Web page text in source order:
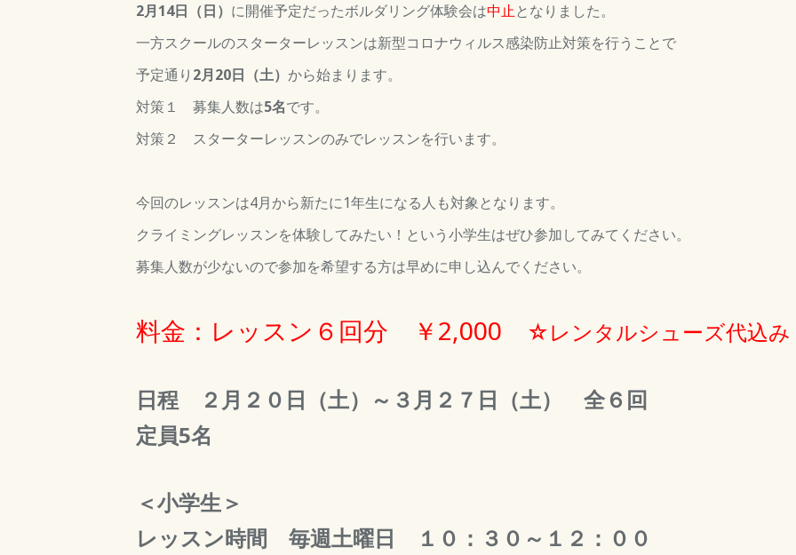
2月14日（日） に開催予定だったボルダリング体験会は中止となりました。
一方スクールのスターターレッスンは新型コロナウィルス感染防止対策を行うことで
予定通り 2月20日（土） から始まります。
対策１ 募集人数は5名です。
対策２ スターターレッスンのみでレッスンを行います。
今回のレッスンは4月から新たに1年生になる人も対象となります。
クライミングレッスンを体験してみたい！という小学生はぜひ参加してみてください。
募集人数が少ないので参加を希望する方は早めに申し込んでください。
料金：レッスン６回分 ￥2,000 ☆レンタルシューズ代込み
日程 ２月２０日（土）～３月２７日（土） 全６回
定員5名
＜小学生＞
レッスン時間 毎週土曜日 １０：３０～１２：００